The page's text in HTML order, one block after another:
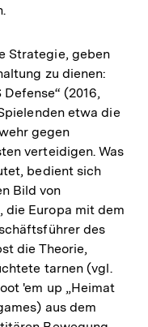
Strategie, geben
zu dienen:
(2016,
etwa die
gegen
verteidigen. Was
bedient sich
Bild von
die Europa mit dem
des
die Theorie,
tarnen (vgl.
'em up „Heimat
aus dem